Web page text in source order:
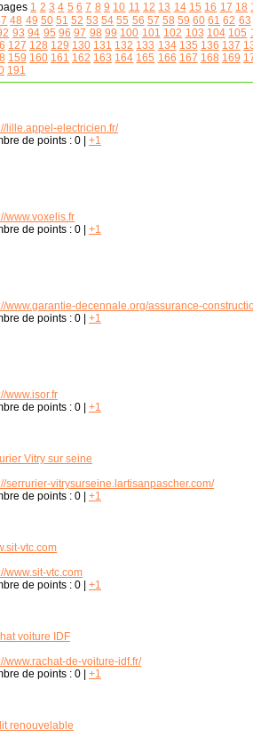
1 2 3 4 5 6 7 8 9 10 11 12 13 14 15 16 17 18
48 49 50 51 52 53 54 55 56 57 58 59 60 61 62 63
93 94 95 96 97 98 99 100 101 102 103 104 105
127 128 129 130 131 132 133 134 135 136 137
159 160 161 162 163 164 165 166 167 168 169
191
lille.appel-electricien.fr/
de points : 0 +1
www.voxelis.fr
de points : 0 +1
www.garantie-decennale.org/assurance-
de points : 0 +1
www.isor.fr
de points : 0 +1
Vitry sur seine
serrurier-vitrysurseine.lartisanpascher.com/
de points : 0 +1
vtc.com
www.sit-vtc.com
de points : 0 +1
voiture IDF
www.rachat-de-voiture-idf.fr/
de points : 0 +1
renouvelable